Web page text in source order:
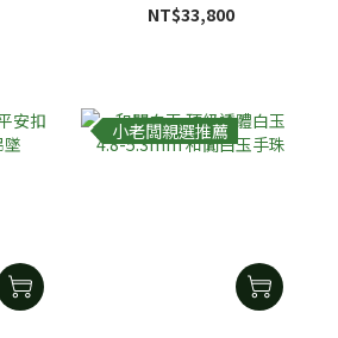
NT$33,800
小老闆親選推薦